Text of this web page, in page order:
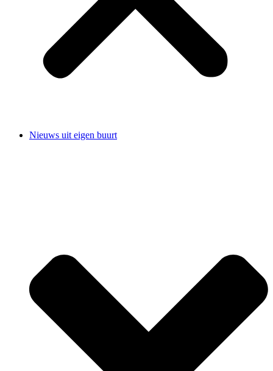
Nieuws uit eigen buurt